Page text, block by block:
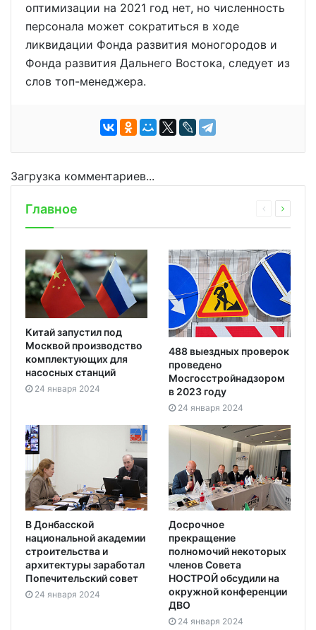
оптимизации на 2021 год нет, но численность
персонала может сократиться в ходе
ликвидации Фонда развития моногородов и
Фонда развития Дальнего Востока, следует из
слов топ-менеджера.
Загрузка комментариев...
Главное
Китай запустил под
Москвой производство
комплектующих для
насосных станций
24 января 2024
488 выездных проверок
проведено
Мосгосстройнадзором
в 2023 году
24 января 2024
В Донбасской
национальной академии
строительства и
архитектуры заработал
Попечительский совет
24 января 2024
Досрочное
прекращение
полномочий некоторых
членов Совета
НОСТРОЙ обсудили на
окружной конференции
ДВО
24 января 2024